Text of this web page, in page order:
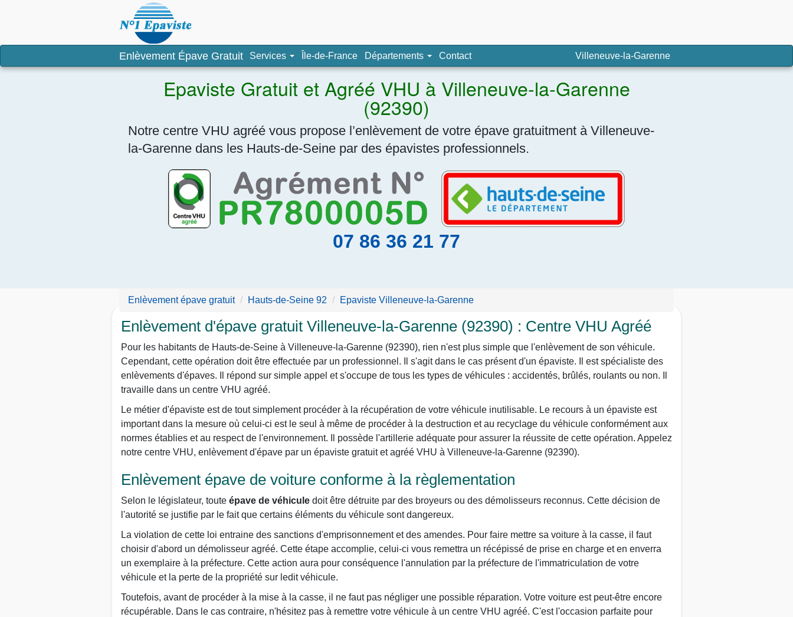
Enlèvement Épave Gratuit Services Île-de-France Départements
Navigation
Contact Villeneuve-la-Garenne
Epaviste Gratuit et Agréé VHU à Villeneuve-la-Garenne
(92390)
Notre centre VHU agréé vous propose l’enlèvement de votre épave gratuitment à Villeneuve-
la-Garenne dans les Hauts-de-Seine par des épavistes professionnels.
07 86 36 21 77
Enlèvement épave gratuit Hauts-de-Seine 92 Epaviste Villeneuve-la-Garenne
Enlèvement d'épave gratuit Villeneuve-la-Garenne (92390) : Centre VHU Agréé
Pour les habitants de Hauts-de-Seine à Villeneuve-la-Garenne (92390), rien n'est plus simple que l'enlèvement de son véhicule.
Cependant, cette opération doit être effectuée par un professionnel. Il s'agit dans le cas présent d'un épaviste. Il est spécialiste des
enlèvements d'épaves. Il répond sur simple appel et s'occupe de tous les types de véhicules : accidentés, brûlés, roulants ou non. Il
travaille dans un centre VHU agréé.
Le métier d'épaviste est de tout simplement procéder à la récupération de votre véhicule inutilisable. Le recours à un épaviste est
important dans la mesure où celui-ci est le seul à même de procéder à la destruction et au recyclage du véhicule conformément aux
normes établies et au respect de l'environnement. Il possède l'artillerie adéquate pour assurer la réussite de cette opération. Appelez
notre centre VHU, enlèvement d'épave par un épaviste gratuit et agréé VHU à Villeneuve-la-Garenne (92390).
Enlèvement épave de voiture conforme à la règlementation
Selon le législateur, toute épave de véhicule doit être détruite par des broyeurs ou des démolisseurs reconnus. Cette décision de
l'autorité se justifie par le fait que certains éléments du véhicule sont dangereux.
La violation de cette loi entraine des sanctions d'emprisonnement et des amendes. Pour faire mettre sa voiture à la casse, il faut
choisir d'abord un démolisseur agréé. Cette étape accomplie, celui-ci vous remettra un récépissé de prise en charge et en enverra
un exemplaire à la préfecture. Cette action aura pour conséquence l'annulation par la préfecture de l'immatriculation de votre
véhicule et la perte de la propriété sur ledit véhicule.
Toutefois, avant de procéder à la mise à la casse, il ne faut pas négliger une possible réparation. Votre voiture est peut-être encore
récupérable. Dans le cas contraire, n'hésitez pas à remettre votre véhicule à un centre VHU agréé. C'est l'occasion parfaite pour